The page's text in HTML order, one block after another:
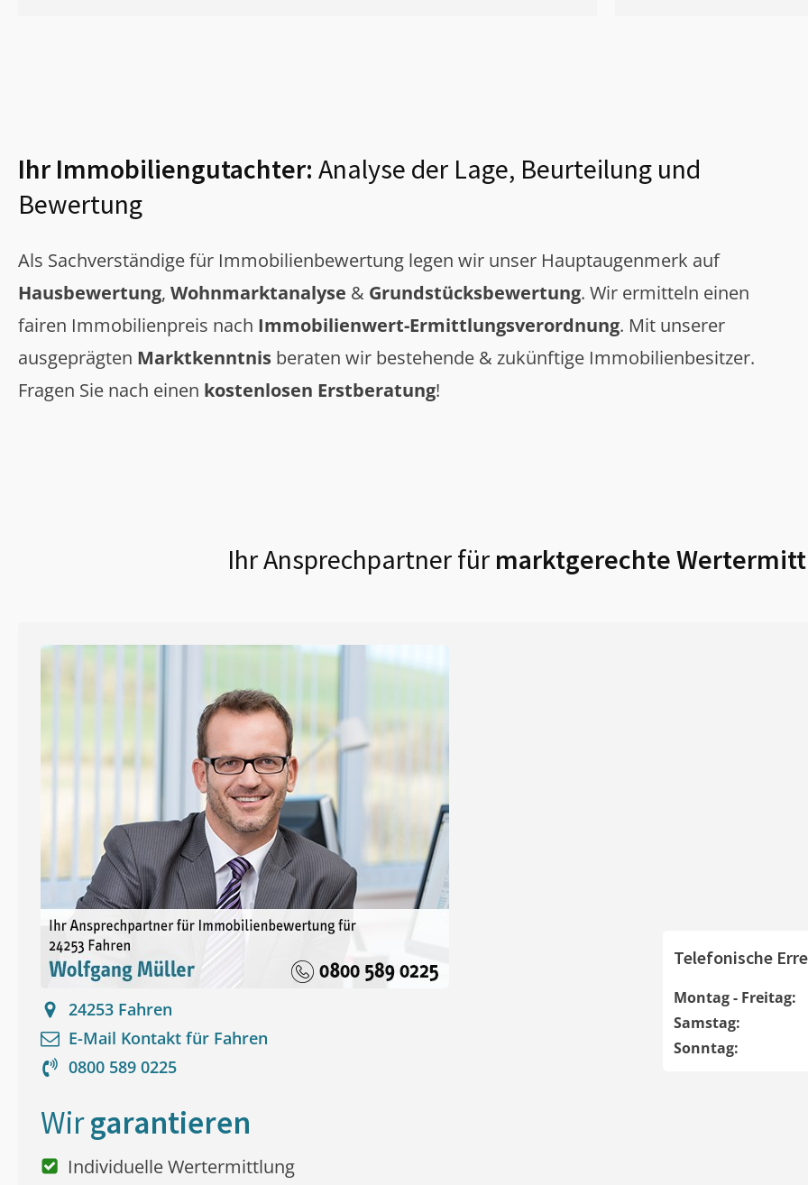
Ihr Immobiliengutachter: Analyse der Lage, Beurteilung und
Bewertung
Als Sachverständige für Immobilienbewertung legen wir unser Hauptaugenmerk auf
Hausbewertung, Wohnmarktanalyse & Grundstücksbewertung. Wir ermitteln einen
fairen Immobilienpreis nach Immobilienwert-Ermittlungsverordnung. Mit unserer
ausgeprägten Marktkenntnis beraten wir bestehende & zukünftige Immobilienbesitzer.
Fragen Sie nach einen kostenlosen Erstberatung!
Ihr Ansprechpartner für marktgerechte
24253 Fahren
E-Mail Kontakt für Fahren
0800 589 0225
Telefonische
Montag - Freitag:
Samstag:
Sonntag:
Wirgarantieren
Individuelle Wertermittlung